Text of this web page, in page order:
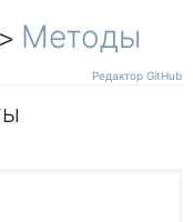
> Методы
Редактор GitHub